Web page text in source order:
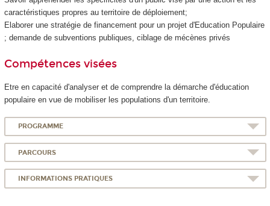
caractéristiques propres au territoire de déploiement;
Elaborer une stratégie de financement pour un projet d'Education Populaire
; demande de subventions publiques, ciblage de mécènes privés
Compétences visées
Etre en capacité d'analyser et de comprendre la démarche d'éducation
populaire en vue de mobiliser les populations d'un territoire.
PROGRAMME
PARCOURS
INFORMATIONS PRATIQUES